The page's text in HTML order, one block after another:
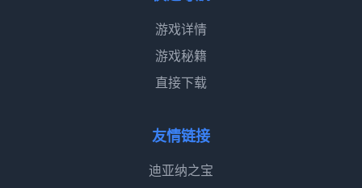
游戏详情
游戏秘籍
直接下载
友情链接
迪亚纳之宝